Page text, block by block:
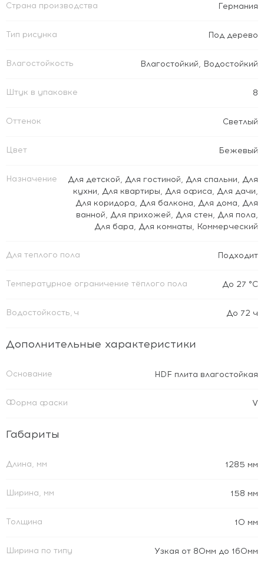
Страна производства Германия
Тип рисунка Под дерево
Влагостойкость Влагостойкий, Водостойкий
Штук в упаковке 8
Оттенок Светлый
Цвет Бежевый
Назначение Для детской, Для гостиной, Для спальни, Для
кухни, Для квартиры, Для офиса, Для дачи,
Для коридора, Для балкона, Для дома, Для
ванной, Для прихожей, Для стен, Для пола,
Для бара, Для комнаты, Коммерческий
Для теплого пола Подходит
Температурное ограничение тёплого пола До 27 °C
Водостойкость, ч До 72 ч
Дополнительные характеристики
Основание HDF плита влагостойкая
Форма фаски V
Габариты
Длина, мм 1285 мм
Ширина, мм 158 мм
Толщина 10 мм
Ширина по типу Узкая от 80мм до 160мм